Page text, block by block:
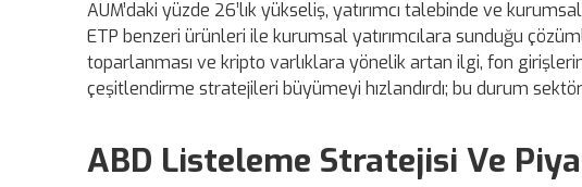
AUM’daki yüzde 26’lık yükseliş, yatırımcı talebinde ve
ETP benzeri ürünleri ile kurumsal yatırımcılara sunduğu
toparlanması ve kripto varlıklara yönelik artan ilgi, fon
çeşitlendirme stratejileri büyümeyi hızlandırdı; bu durum
ABD Listeleme Stratejisi Ve